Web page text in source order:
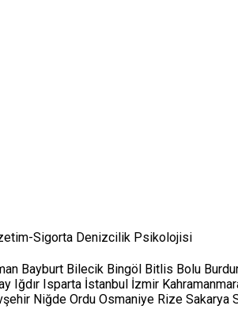
Sigorta Denizcilik Psikolojisi
Bayburt Bilecik Bingöl Bitlis Bolu
Iğdır Isparta İstanbul İzmir
Niğde Ordu Osmaniye Rize Sakarya